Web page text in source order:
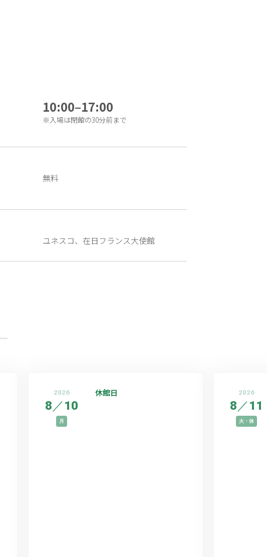
10:00–17:00
※入場は閉館の30分前まで
無料
ユネスコ、在日フランス大使館
2026
8／10
月
休館日 2026
8／11
火